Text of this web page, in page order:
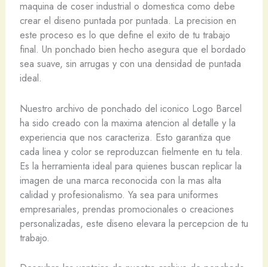
maquina de coser industrial o domestica como debe
crear el diseno puntada por puntada. La precision en
este proceso es lo que define el exito de tu trabajo
final. Un ponchado bien hecho asegura que el bordado
sea suave, sin arrugas y con una densidad de puntada
ideal.
Nuestro archivo de ponchado del iconico Logo Barcel
ha sido creado con la maxima atencion al detalle y la
experiencia que nos caracteriza. Esto garantiza que
cada linea y color se reproduzcan fielmente en tu tela.
Es la herramienta ideal para quienes buscan replicar la
imagen de una marca reconocida con la mas alta
calidad y profesionalismo. Ya sea para uniformes
empresariales, prendas promocionales o creaciones
personalizadas, este diseno elevara la percepcion de tu
trabajo.